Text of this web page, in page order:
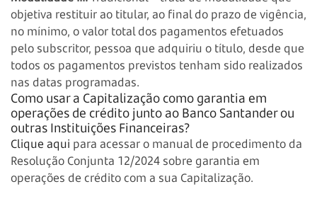
objetiva restituir ao titular, ao final do prazo de vigência,
no mínimo, o valor total dos pagamentos efetuados
pelo subscritor, pessoa que adquiriu o título, desde que
todos os pagamentos previstos tenham sido realizados
nas datas programadas.
Como usar a Capitalização como garantia em
operações de crédito junto ao Banco Santander ou
outras Instituições Financeiras?
Clique aqui para acessar o manual de procedimento da
Resolução Conjunta 12/2024 sobre garantia em
operações de crédito com a sua Capitalização.